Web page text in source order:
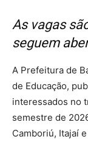
As vagas
seguem
A Prefeitura de
de Educação,
interessados no
semestre de
Camboriú, Itajaí